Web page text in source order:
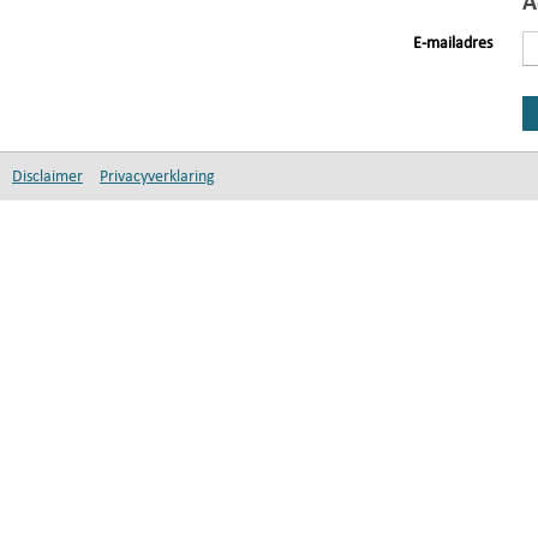
E-mailadres
Disclaimer Privacyverklaring